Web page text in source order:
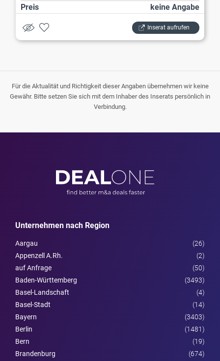
Preis
keine Angabe
Inserat aufrufen
Für die Aktualität und Richtigkeit dieser Angaben übernehmen wir keine
Gewähr. Bitte setzen Sie sich mit dem Inhaber des Inserats persönlich in
Verbindung.
Unternehmen nach Region
Aargau
(26)
Appenzell A.Rh.
(2)
auf Anfrage
(50)
Baden-Württemberg
(3493)
Basel-Landschaft
(4)
Basel-Stadt
(14)
Bayern
(3403)
Berlin
(1481)
Bern
(19)
Brandenburg
(674)